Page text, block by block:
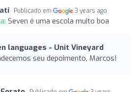
Publicado em 3 years ago
Seven é uma escola muito boa
languages ​​- Unit Vineyard
seu depoimento, Marcos!